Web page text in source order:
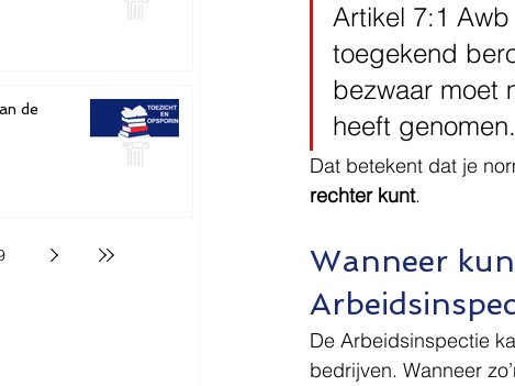
de
Artikel 7:1
toegekend
bezwaar moet
heeft genomen.
Dat betekent dat je
rechter kunt.
Wanneer
De Arbeidsinspectie
bedrijven. Wanneer